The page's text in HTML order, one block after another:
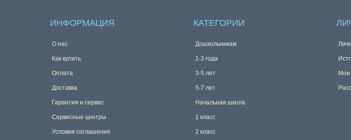
ИНФОРМАЦИЯ
О нас
Как купить
Оплата
Доставка
Гарантия и сервис
Сервисные центры
Условия соглашения
КАТЕГОРИИ
Дошкольникам
1-3 года
3-5 лет
5-7 лет
Начальная школа
1 класс
2 класс
Мои